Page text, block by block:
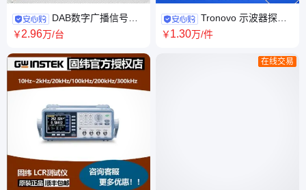
DAB数字广播信号发
生器车载导航/收音机测试
￥2.96万/台
Tronovo 示波器探头
电 流探 头 示 波器电流钳
￥1.30万/件
在线交易